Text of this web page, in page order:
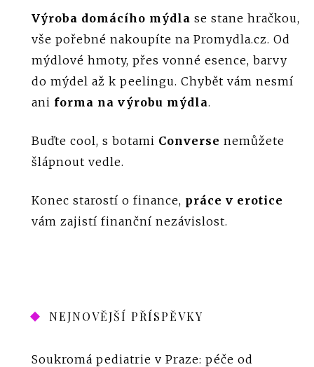
Výroba domácího mýdla se stane hračkou,
vše pořebné nakoupíte na Promydla.cz. Od
mýdlové hmoty, přes vonné esence, barvy
do mýdel až k peelingu. Chybět vám nesmí
ani forma na výrobu mýdla.
Buďte cool, s botami Converse nemůžete
šlápnout vedle.
Konec starostí o finance, práce v erotice
vám zajistí finanční nezávislost.
NEJNOVĚJŠÍ PŘÍSPĚVKY
Soukromá pediatrie v Praze: péče od